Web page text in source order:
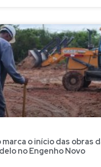
marca o início das obras
no Engenho Novo